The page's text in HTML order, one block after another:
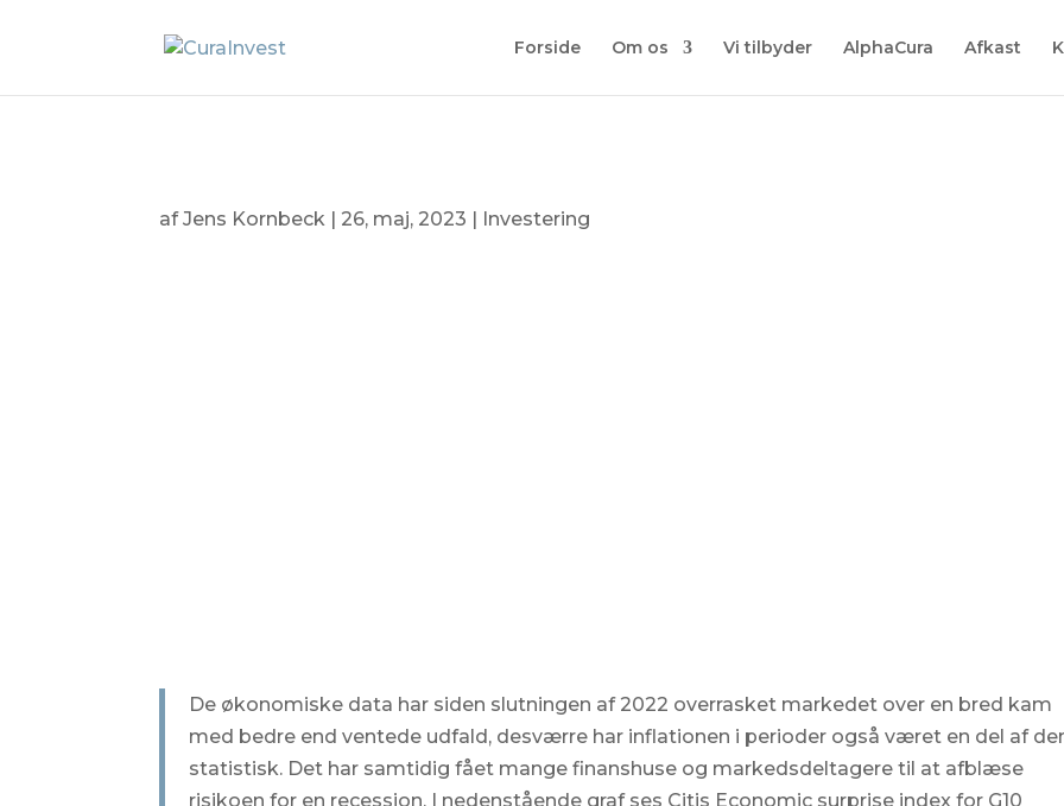
Forside Om os Vi tilbyder AlphaCura Afkast
afJens Kornbeck | 26, maj, 2023 | Investering
De økonomiske data har siden slutningen af 2022 overrasket markedet over en bred kam
med bedre end ventede udfald, desværre har inflationen i perioder også været en del af
statistisk. Det har samtidig fået mange finanshuse og markedsdeltagere til at afblæse
risikoen for en recession. I nedenstående graf ses Citis Economic surprise index for G10